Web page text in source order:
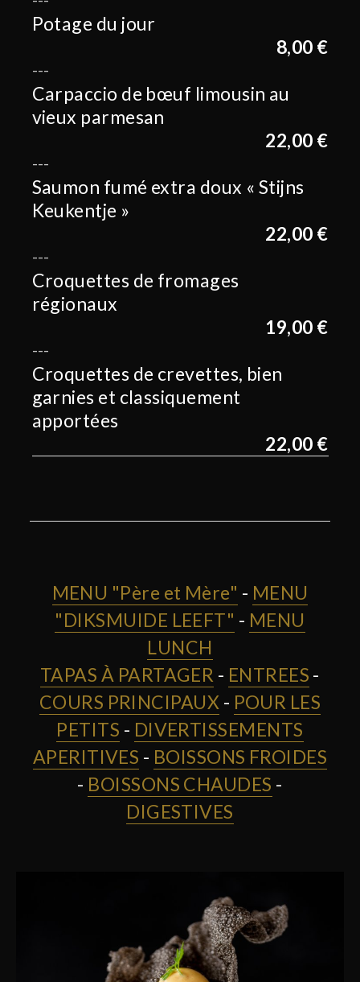
Potage du jour
8,00 €
Carpaccio de bœuf limousin au
vieux parmesan
22,00 €
Saumon fumé extra doux « Stijns
Keukentje »
22,00 €
Croquettes de fromages
régionaux
19,00 €
Croquettes de crevettes, bien
garnies et classiquement
apportées
22,00 €
MENU "Père et Mère" - MENU
"DIKSMUIDE LEEFT" - MENU
LUNCH
TAPAS À PARTAGER - ENTREES -
COURS PRINCIPAUX - POUR LES
PETITS - DIVERTISSEMENTS
APERITIVES - BOISSONS FROIDES
- BOISSONS CHAUDES -
DIGESTIVES